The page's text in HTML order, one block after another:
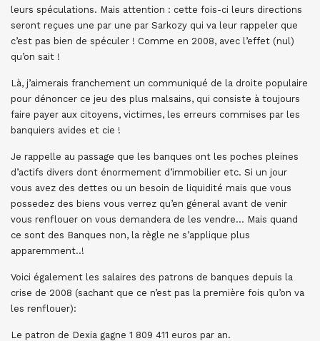
leurs spéculations. Mais attention : cette fois-ci leurs directions
seront reçues une par une par Sarkozy qui va leur rappeler que
c’est pas bien de spéculer ! Comme en 2008, avec l’effet (nul)
qu’on sait !
Là, j’aimerais franchement un communiqué de la droite populaire
pour dénoncer ce jeu des plus malsains, qui consiste à toujours
faire payer aux citoyens, victimes, les erreurs commises par les
banquiers avides et cie !
Je rappelle au passage que les banques ont les poches pleines
d’actifs divers dont énormement d’immobilier etc. Si un jour
vous avez des dettes ou un besoin de liquidité mais que vous
possedez des biens vous verrez qu’en géneral avant de venir
vous renflouer on vous demandera de les vendre… Mais quand
ce sont des Banques non, la règle ne s’applique plus
apparemment..!
Voici également les salaires des patrons de banques depuis la
crise de 2008 (sachant que ce n’est pas la première fois qu’on va
les renflouer):
Le patron de Dexia gagne 1 809 411 euros par an.